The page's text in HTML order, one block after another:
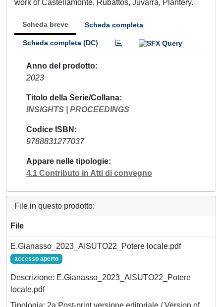
work of Castellamonte, Rubattos, Juvarra, Plantery.
Scheda breve Scheda completa
Scheda completa (DC)
Anno del prodotto
2023
Titolo della Serie/Collana
INSIGHTS | PROCEEDINGS
Codice ISBN
9788831277037
Appare nelle tipologie
4.1 Contributo in Atti di convegno
File in questo prodotto:
File
E.Gianasso_2023_AISUTO22_Potere locale.pdf
accesso aperto
Descrizione: E.Gianasso_2023_AISUTO22_Potere
locale.pdf
Tipologia: 2a Post-print versione editoriale / Version of